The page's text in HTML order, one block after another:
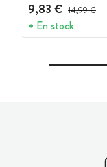
9,83 € Prix avant
14,99 €
En stock